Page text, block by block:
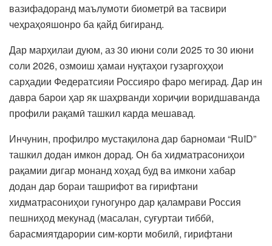
вазифадоранд маълумоти биометрӣ ва тасвири
чеҳраҳояшонро ба қайд бигиранд.
Дар марҳилаи дуюм, аз 30 июни соли 2025 то 30 июни
соли 2026, озмоиш ҳамаи нуқтаҳои гузаргоҳҳои
сарҳадии Федератсияи Россияро фаро мегирад. Дар ин
давра барои ҳар як шаҳрванди хориҷии воридшаванда
профили рақамӣ ташкил карда мешавад.
Инчунин, профилро мустақилона дар барномаи “RuID”
ташкил додан имкон дорад. Он ба хидматрасониҳои
рақамии дигар монанд хоҳад буд ва имкони хабар
додан дар бораи ташрифот ва гирифтани
хидматрасониҳои гуногунро дар қаламрави Россия
пешниҳод мекунад (масалан, суғуртаи тиббӣ,
барасмиятдарории сим-корти мобилӣ, гирифтани